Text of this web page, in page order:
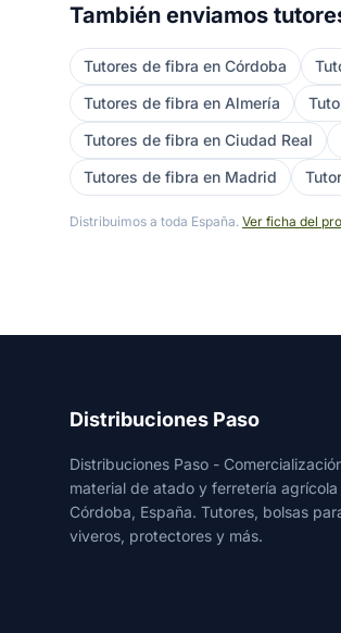
También enviamos
Tutores de fibra en Córdoba
Tutores de fibra en Almería
Tutores de fibra en Ciudad Real
Tutores de fibra en Madrid
Distribuimos a toda España. Ver ficha del
Distribuciones Paso
Distribuciones Paso -
material de atado y ferretería agrícola
Córdoba, España. Tutores, bolsas
viveros, protectores y más.